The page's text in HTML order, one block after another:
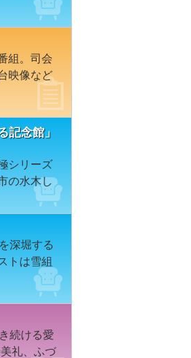
組。司会
映像など
記念館」
シリーズ
の水木し
深堀する
トは雪組
続ける愛
礼、ふづ